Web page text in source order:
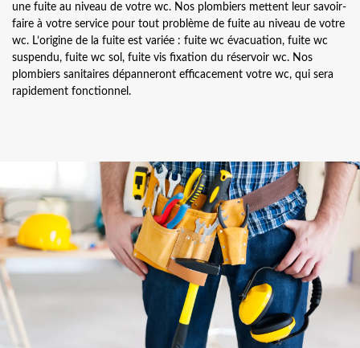
une fuite au niveau de votre wc. Nos plombiers mettent leur savoir-
faire à votre service pour tout problème de fuite au niveau de votre
wc. L’origine de la fuite est variée : fuite wc évacuation, fuite wc
suspendu, fuite wc sol, fuite vis fixation du réservoir wc. Nos
plombiers sanitaires dépanneront efficacement votre wc, qui sera
rapidement fonctionnel.